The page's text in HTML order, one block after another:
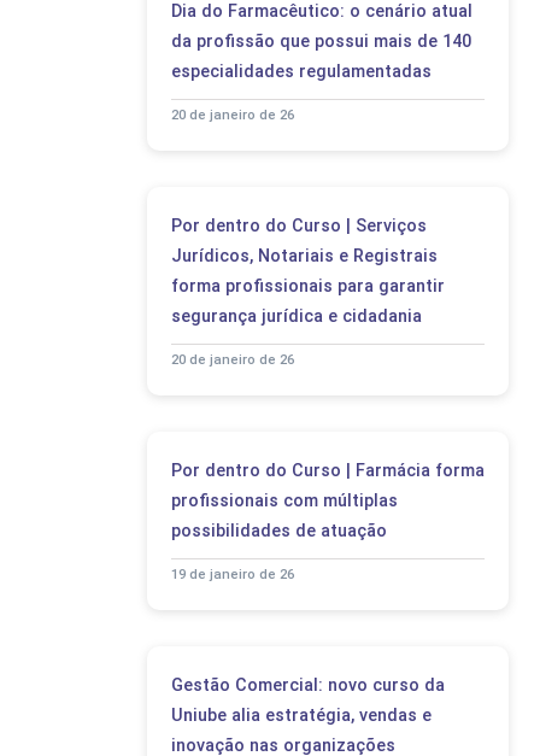
Dia do Farmacêutico: o cenário atual
da profissão que possui mais de 140
especialidades regulamentadas
20 de janeiro de 26
Por dentro do Curso | Serviços
Jurídicos, Notariais e Registrais
forma profissionais para garantir
segurança jurídica e cidadania
20 de janeiro de 26
Por dentro do Curso | Farmácia forma
profissionais com múltiplas
possibilidades de atuação
19 de janeiro de 26
Gestão Comercial: novo curso da
Uniube alia estratégia, vendas e
inovação nas organizações